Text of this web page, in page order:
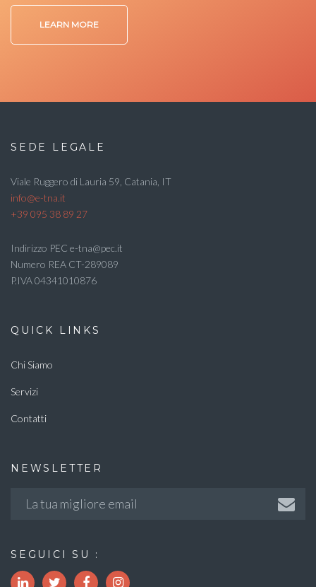
LEARN MORE
SEDE LEGALE
Viale Ruggero di Lauria 59, Catania, IT
info@e-tna.it
+39 095 38 89 27
Indirizzo PEC e-tna@pec.it
Numero REA CT-289089
P.IVA 04341010876
QUICK LINKS
Chi Siamo
Servizi
Contatti
NEWSLETTER
SEGUICI SU :